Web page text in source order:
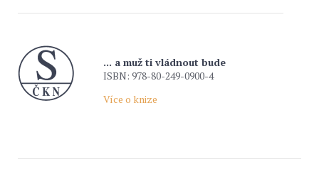
... a muž ti vládnout bude
ISBN: 978-80-249-0900-4
Více o knize